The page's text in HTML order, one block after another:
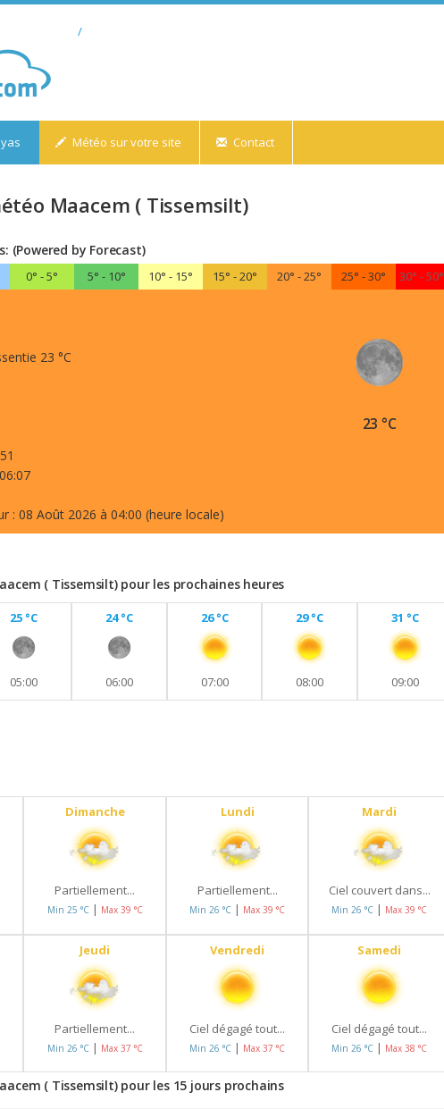
/
Météo sur votre site Contact
Maacem ( Tissemsilt)
(Powered by Forecast)
0° - 5° 5° - 10° 10° - 15° 15° - 20° 20° - 25° 25° - 30° 30° - 50°
23 °C
: 08 Août 2026 à 04:00 (heure locale)
23 °C
( Tissemsilt) pour les prochaines heures
25 °C
05:00
24 °C
06:00
26 °C
07:00
29 °C
08:00
31 °C
09:00
Dimanche
Partiellement...
Min 25 °C | Max 39 °C
Lundi
Partiellement...
Min 26 °C | Max 39 °C
Mardi
Ciel couvert dans...
Min 26 °C | Max 39 °C
Jeudi
Partiellement...
Min 26 °C | Max 37 °C
Vendredi
Ciel dégagé tout...
Min 26 °C | Max 37 °C
Samedi
Ciel dégagé tout...
Min 26 °C | Max 38 °C
( Tissemsilt) pour les 15 jours prochains